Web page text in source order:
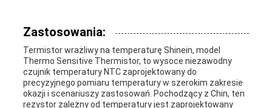
Zastosowania:
Termistor wrażliwy na temperaturę Shinein, model
Thermo Sensitive Thermistor, to wysoce niezawodny
czujnik temperatury NTC zaprojektowany do
precyzyjnego pomiaru temperatury w szerokim zakresie
okazji i scenariuszy zastosowań. Pochodzący z Chin, ten
rezystor zależny od temperatury jest zaprojektowany